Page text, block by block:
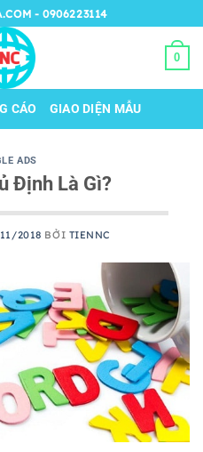
- 0906223114
0
CÁO GIAO DIỆN MẪU
ADS
Định Là Gì?
2018 BỞI TIENNC